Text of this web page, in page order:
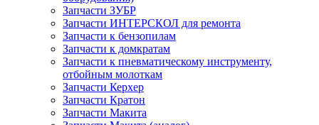
Запчасти ЗУБР
Запчасти ИНТЕРСКОЛ для ремонта
Запчасти к бензопилам
Запчасти к домкратам
Запчасти к пневматическому инструменту,
отбойным молоткам
Запчасти Керхер
Запчасти Кратон
Запчасти Макита